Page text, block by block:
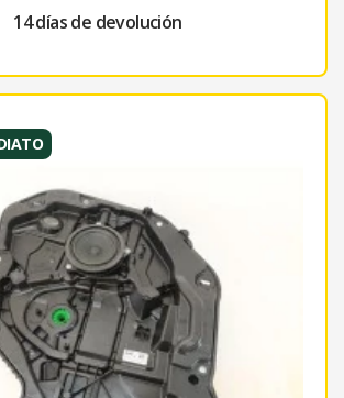
14 días de devolución